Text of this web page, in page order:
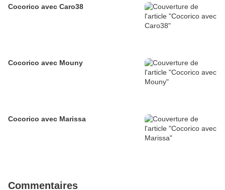
Cocorico avec Caro38
Cocorico avec Mouny
Cocorico avec Marissa
Commentaires